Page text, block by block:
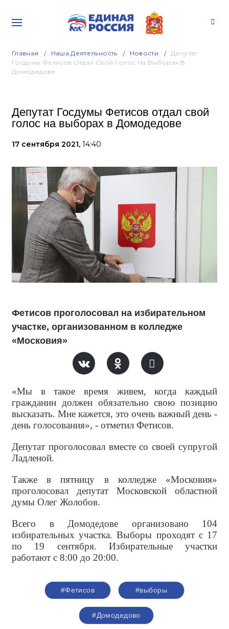
Главная Наша Деятельность Новости
Депутат
Госдумы Фетисов Отдал Свой Голос На Выборах В
Домодедове
Депутат Госдумы Фетисов отдал свой
голос на выборах в Домодедове
17 сентября 2021, 14:40
Фетисов проголосовал на избирательном
участке, организованном в колледже
«Московия»
«Мы в такое время живем, когда каждый
гражданин должен обязательно свою позицию
высказать. Мне кажется, это очень важный день -
день голосования», - отметил Фетисов.
Депутат проголосовал вместе со своей супругой
Ладленой.
Также в пятницу в колледже «Московия»
проголосовал депутат Московской областной
думы Олег Жолобов.
Всего в Домодедове организовано 104
избирательных участка. Выборы проходят с 17
по 19 сентября. Избирательные участки
работают с 8:00 до 20:00.
#Фетисов #выборы
#Домодедово